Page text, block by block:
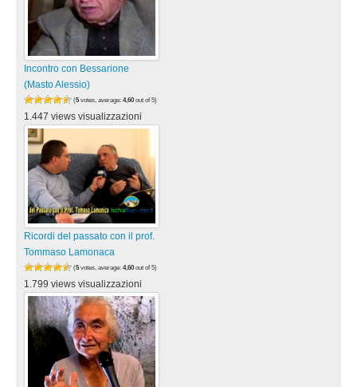
Incontro con Bessarione
(Masto Alessio)
(5votes, average: 4,60 out of 5)
1.447 views visualizzazioni
Ricordi del passato con il prof.
Tommaso Lamonaca
(5votes, average: 4,60 out of 5)
1.799 views visualizzazioni